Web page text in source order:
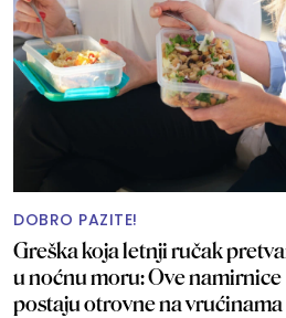
DOBRO PAZITE!
Greška koja letnji ručak
u noćnu moru: Ove namirnice
postaju otrovne na vrućinama